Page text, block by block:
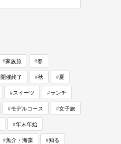
家族旅 春
開催終了 秋 夏
スイーツ ランチ
モデルコース 女子旅
年末年始
魚介・海藻 知る